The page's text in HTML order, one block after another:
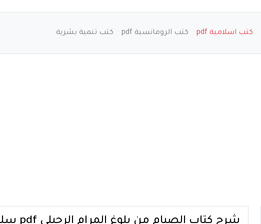
كتب اسلامية pdf كتب الرومانسية pdf كتب تنمية بشرية
شرح كتاب الصيام من بلوغ المرام الرحيلي pdf سليمان بن سليم الله الرحيلي